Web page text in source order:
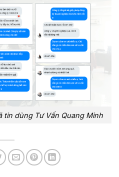
tin dùng Tư Vấn Quang Minh